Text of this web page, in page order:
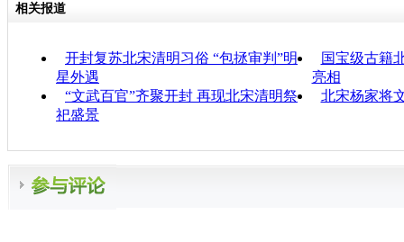
相关报道
开封复苏北宋清明习俗 “包拯审判”明
星外遇
国宝级古籍
亮相
“文武百官”齐聚开封 再现北宋清明祭
祀盛景
北宋杨家将